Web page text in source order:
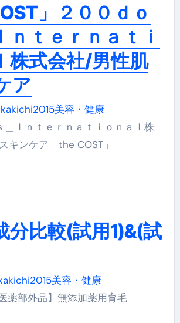
」２００ｄｏ
ｎｔｅｒｎａｔｉ
株式会社/男性肌
ア
美容・健康
キンケア「the COST」
分比較(試用1)&(試
美容・健康
医薬部外品】無添加薬用育毛